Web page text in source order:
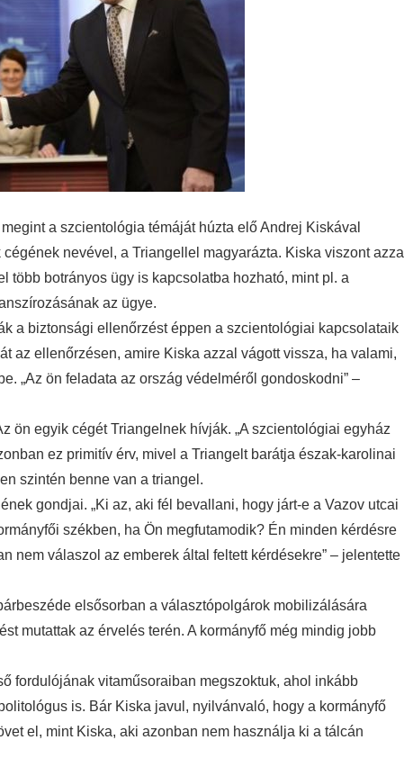
a szcientológia témáját húzta elő Andrej Kiskával
nevével, a Triangellel magyarázta. Kiska viszont
botrányos ügy is kapcsolatba hozható, mint pl. a
az ügye.
a biztonsági ellenőrzést éppen a szcientológiai kapcsolataik
az ellenőrzésen, amire Kiska azzal vágott vissza, ha valami,
„Az ön feladata az ország védelméről gondoskodni” –
ön egyik cégét Triangelnek hívják. „A szcientológiai egyház
ez primitív érv, mivel a Triangelt barátja észak-karolinai
szintén benne van a triangel.
gondjai. „Ki az, aki fél bevallani, hogy járt-e a Vazov utcai
székben, ha Ön megfutamodik? Én minden kérdésre
nem válaszol az emberek által feltett kérdésekre” – jelentette
elsősorban a választópolgárok mobilizálására
mutattak az érvelés terén. A kormányfő még mindig jobb
fordulójának vitaműsoraiban megszoktuk, ahol inkább
is. Bár Kiska javul, nyilvánvaló, hogy a kormányfő
el, mint Kiska, aki azonban nem használja ki a tálcán